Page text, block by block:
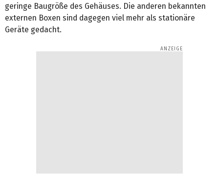
geringe Baugröße des Gehäuses. Die anderen bekannten
externen Boxen sind dagegen viel mehr als stationäre
Geräte gedacht.